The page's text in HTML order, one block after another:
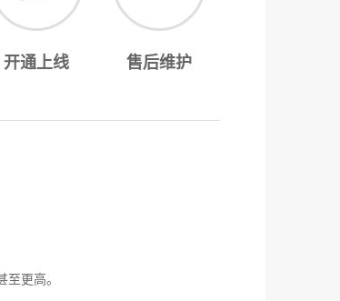
开通上线 售后维护
更高。